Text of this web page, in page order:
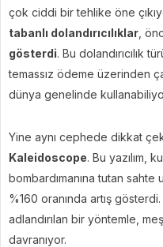
çok ciddi bir tehlike öne
tabanlı dolandırıcılıklar ,
gösterdi. Bu dolandırıcılık
temassız ödeme üzerinden
dünya genelinde
Yine aynı cephede dikkat
Kaleidoscope. Bu yazılım,
bombardımanına tutan sahte
%160 oranında artış
adlandırılan bir yöntemle,
davranıyor.